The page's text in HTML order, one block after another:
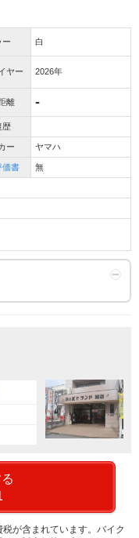
ー 白
ヤー 2026年
離 -
歴
ー ヤマハ
価書 無
が含まれています。バイク